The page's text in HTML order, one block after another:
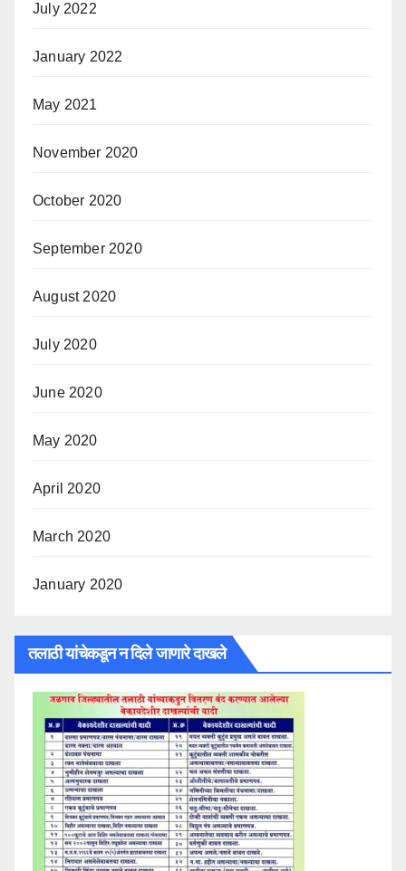
July 2022
January 2022
May 2021
November 2020
October 2020
September 2020
August 2020
July 2020
June 2020
May 2020
April 2020
March 2020
January 2020
तलाठी यांचेकडून न दिले जाणारे दाखले